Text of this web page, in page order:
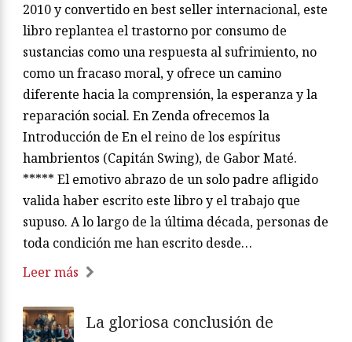
2010 y convertido en best seller internacional, este
libro replantea el trastorno por consumo de
sustancias como una respuesta al sufrimiento, no
como un fracaso moral, y ofrece un camino
diferente hacia la comprensión, la esperanza y la
reparación social. En Zenda ofrecemos la
Introducción de En el reino de los espíritus
hambrientos (Capitán Swing), de Gabor Maté.
***** El emotivo abrazo de un solo padre afligido
valida haber escrito este libro y el trabajo que
supuso. A lo largo de la última década, personas de
toda condición me han escrito desde…
Leer más
La gloriosa conclusión de